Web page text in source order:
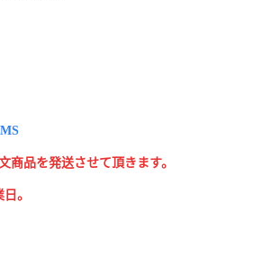
商品を発送させて頂きます。
。